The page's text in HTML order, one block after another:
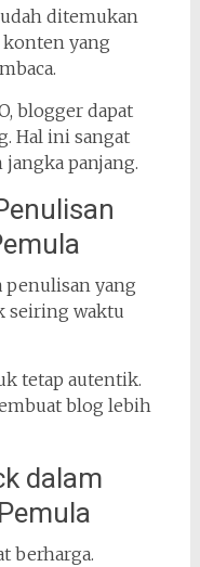
ditemukan
konten yang
blogger dapat
Hal ini sangat
panjang.
penulisan yang
seiring waktu
tetap autentik.
blog lebih
dalam
berharga.